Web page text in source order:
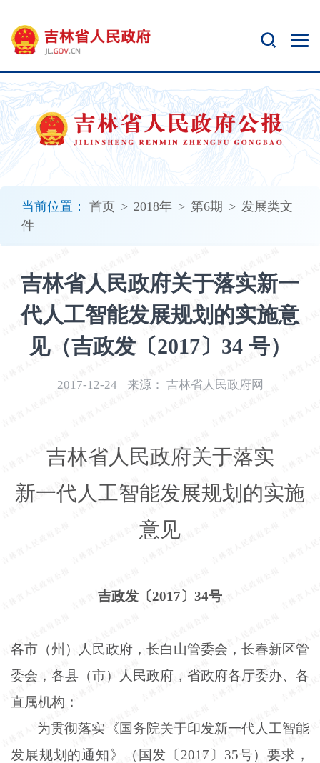
当前位置： 首页 > 2018年 > 第6期 > 发展类文
件
吉林省人民政府关于落实新一
代人工智能发展规划的实施意
见（吉政发〔2017〕34 号）
2017-12-24 来源： 吉林省人民政府网
吉林省人民政府关于落实
新一代人工智能发展规划的实施
意见
吉政发〔2017〕34号
各市（州）人民政府，长白山管委会，长春新区管
委会，各县（市）人民政府，省政府各厅委办、各
直属机构：
为贯彻落实《国务院关于印发新一代人工智能
发展规划的通知》（国发〔2017〕35号）要求，
开
无
障
碍
说
明
加